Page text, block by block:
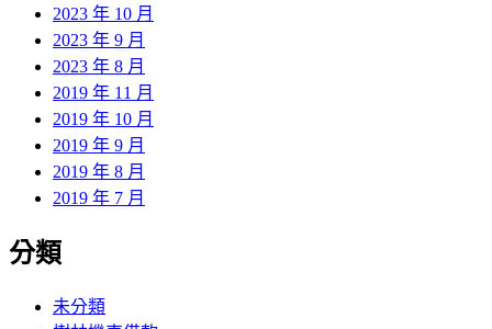
2023 年 10 月
2023 年 9 月
2023 年 8 月
2019 年 11 月
2019 年 10 月
2019 年 9 月
2019 年 8 月
2019 年 7 月
分類
未分類